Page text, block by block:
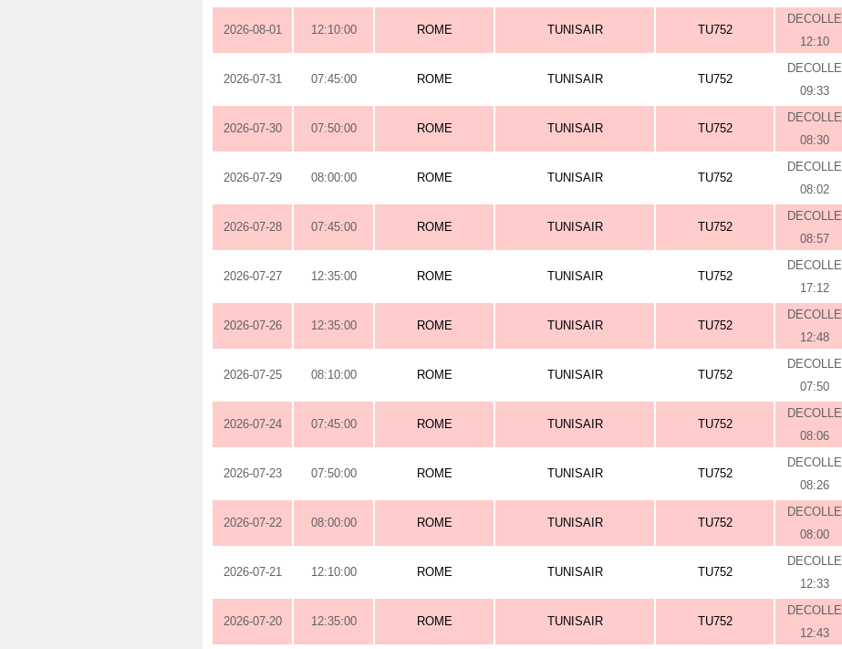
2026-08-01 12:10:00 ROME TUNISAIR TU752
DECOLLE
12:10
2026-07-31 07:45:00 ROME TUNISAIR TU752
DECOLLE
09:33
2026-07-30 07:50:00 ROME TUNISAIR TU752
DECOLLE
08:30
2026-07-29 08:00:00 ROME TUNISAIR TU752
DECOLLE
08:02
2026-07-28 07:45:00 ROME TUNISAIR TU752
DECOLLE
08:57
2026-07-27 12:35:00 ROME TUNISAIR TU752
DECOLLE
17:12
2026-07-26 12:35:00 ROME TUNISAIR TU752
DECOLLE
12:48
2026-07-25 08:10:00 ROME TUNISAIR TU752
DECOLLE
07:50
2026-07-24 07:45:00 ROME TUNISAIR TU752
DECOLLE
08:06
2026-07-23 07:50:00 ROME TUNISAIR TU752
DECOLLE
08:26
2026-07-22 08:00:00 ROME TUNISAIR TU752
DECOLLE
08:00
2026-07-21 12:10:00 ROME TUNISAIR TU752
DECOLLE
12:33
2026-07-20 12:35:00 ROME TUNISAIR TU752
DECOLLE
12:43